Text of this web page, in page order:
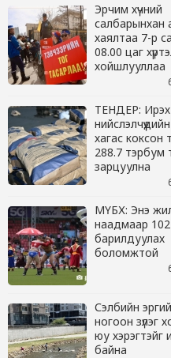
Эрчим хүчний
салбарынхан
хаялтаа 7-р
08.00 цаг
хойшлууллаа
ТЕНДЕР:
хагас коксон
288.7 тэрбум
зарцуулна
МҮБХ: Энэ
наадмаар
барилдуулах
боломжтой
Сэлбийн
ногоон зүлэг
юу хэрэгтэйг
байна